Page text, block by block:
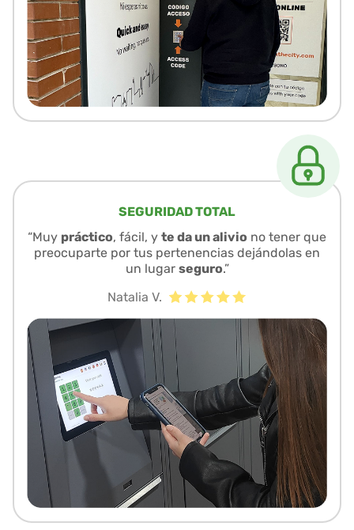
SEGURIDAD TOTAL
“Muy práctico, fácil, y te da un alivio no tener que
preocuparte por tus pertenencias dejándolas en
un lugar seguro.”
Natalia V.